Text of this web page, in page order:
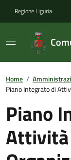
Regione Liguria
Home /
Piano Integrato di
Piano